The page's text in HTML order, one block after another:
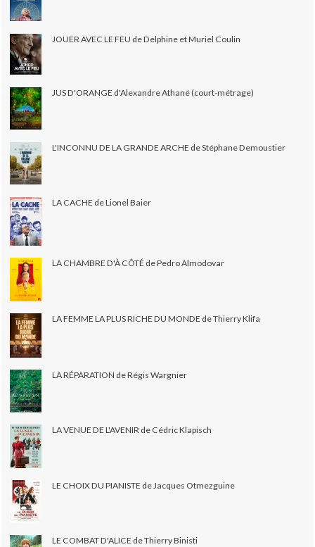
JOUER AVEC LE FEU de Delphine et Muriel Coulin
JUS D'ORANGE d'Alexandre Athané (court-métrage)
L'INCONNU DE LA GRANDE ARCHE de Stéphane Demoustier
LA CACHE de Lionel Baier
LA CHAMBRE D'À CÔTÉ de Pedro Almodovar
LA FEMME LA PLUS RICHE DU MONDE de Thierry Klifa
LA RÉPARATION de Régis Wargnier
LA VENUE DE L'AVENIR de Cédric Klapisch
LE CHOIX DU PIANISTE de Jacques Otmezguine
LE COMBAT D'ALICE de Thierry Binisti